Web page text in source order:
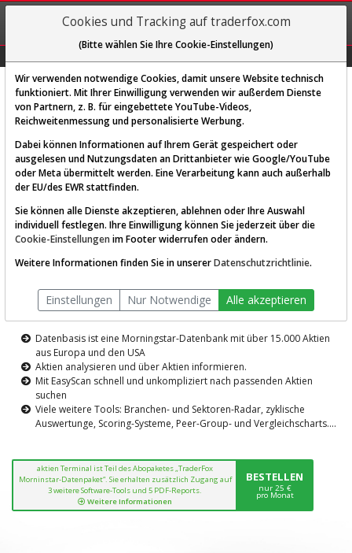
REGIS-
TRIEREN
Diese Funktion ist nur für
AKTIEN-TERMINAL
Die Aktienanalyse-Plattform von
TraderFox
Datenbasis ist eine Morningstar-Datenbank mit über 15.000 Aktien
aus Europa und den USA
Aktien analysieren und über Aktien informieren.
Mit EasyScan schnell und unkompliziert nach passenden Aktien
suchen
Viele weitere Tools: Branchen- und Sektoren-Radar, zyklische
Auswertunge, Scoring-Systeme, Peer-Group- und Vergleichscharts....
aktien Terminal ist Teil des Abopaketes „TraderFox
Morninstar-Datenpaket“. Sie erhalten zusätzlich Zugang auf
3 weitere Software-Tools und 5 PDF-Reports.
Weitere Informationen
BESTELLEN
nur 25 €
pro Monat
Cookies und Tracking auf traderfox.com
(Bitte wählen Sie Ihre Cookie-Einstellungen)
Wir verwenden notwendige Cookies, damit unsere Website technisch
funktioniert. Mit Ihrer Einwilligung verwenden wir außerdem Dienste
von Partnern, z. B. für eingebettete YouTube-Videos,
Reichweitenmessung und personalisierte Werbung.
Dabei können Informationen auf Ihrem Gerät gespeichert oder
ausgelesen und Nutzungsdaten an Drittanbieter wie Google/YouTube
oder Meta übermittelt werden. Eine Verarbeitung kann auch außerhalb
der EU/des EWR stattfinden.
Sie können alle Dienste akzeptieren, ablehnen oder Ihre Auswahl
individuell festlegen. Ihre Einwilligung können Sie jederzeit über die
Cookie-Einstellungen im Footer widerrufen oder ändern.
Weitere Informationen finden Sie in unsererDatenschutzrichtlinie.
Einstellungen Nur Notwendige Alle akzeptieren